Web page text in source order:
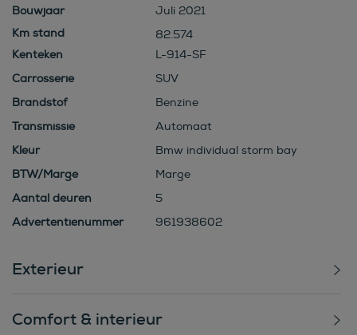
Bouwjaar
Juli 2021
82.574
Kenteken
L-914-SF
Carrosserie
SUV
Brandstof
Benzine
Transmissie
Automaat
Kleur
Bmw individual storm bay
BTW/Marge
Marge
Aantal deuren
5
Advertentienummer
961938602
Exterieur
Comfort & interieur